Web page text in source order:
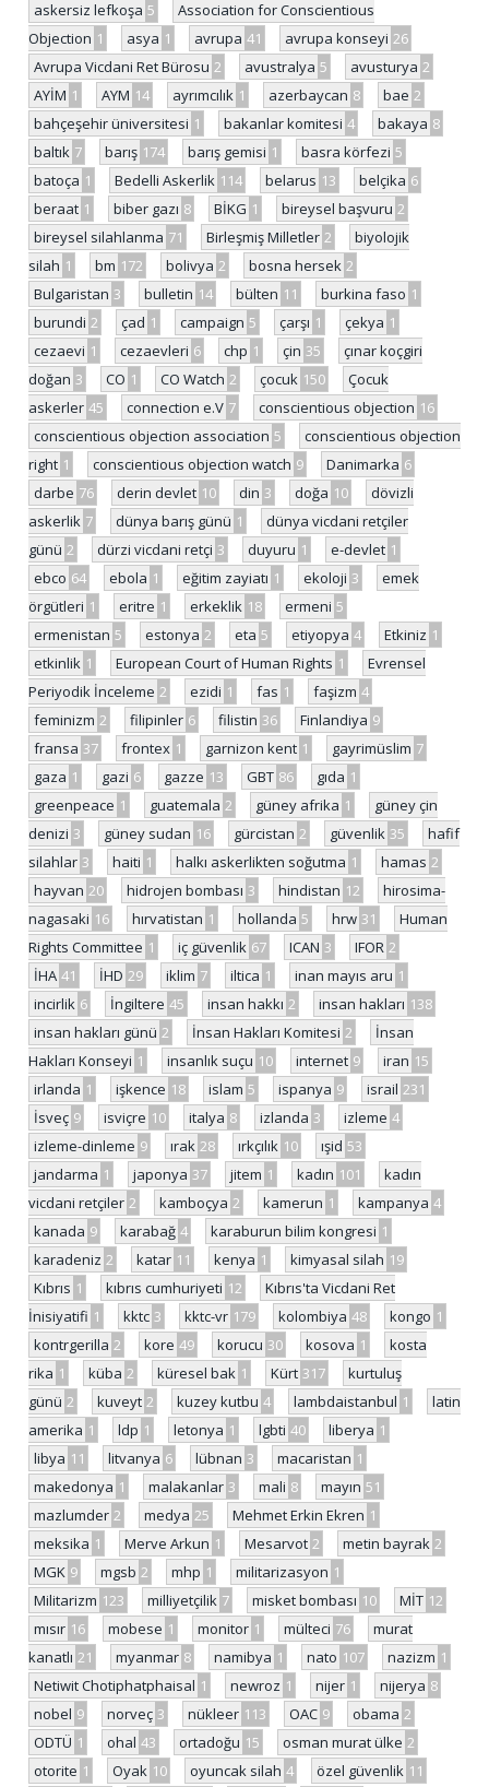
askersiz lefkoşa 5
Association for Conscientious
Objection 1 asya 1 avrupa 41 avrupa konseyi 26
Avrupa Vicdani Ret Bürosu 2 avustralya 5 avusturya 2
AYİM 1 AYM 14 ayrımcılık 1 azerbaycan 8 bae 2
bahçeşehir üniversitesi 1 bakanlar komitesi 4 bakaya 8
baltık 7 barış 174 barış gemisi 1 basra körfezi 5
batoça 1 Bedelli Askerlik 114 belarus 13 belçika 6
beraat 1 biber gazı 8 BİKG 1 bireysel başvuru 2
bireysel silahlanma 71 Birleşmiş Milletler 2
biyolojik
silah 1 bm 172 bolivya 2 bosna hersek 2
Bulgaristan 3 bulletin 14 bülten 11 burkina faso 1
burundi 2 çad 1 campaign 5 çarşı 1 çekya 1
cezaevi 1 cezaevleri 6 chp 1 çin 35
çınar koçgiri
doğan 3 CO 1 CO Watch 2 çocuk 150
Çocuk
askerler 45 connection e.V 7 conscientious objection 16
conscientious objection association 5
conscientious objection
right 1 conscientious objection watch 9 Danimarka 6
darbe 76 derin devlet 10 din 3 doğa 10
dövizli
askerlik 7 dünya barış günü 1
dünya vicdani retçiler
günü 2 dürzi vicdani retçi 3 duyuru 1 e-devlet 1
ebco 64 ebola 1 eğitim zayiatı 1 ekoloji 3
emek
örgütleri 1 eritre 1 erkeklik 18 ermeni 5
ermenistan 5 estonya 2 eta 5 etiyopya 4 Etkiniz 1
etkinlik 1 European Court of Human Rights 1
Evrensel
Periyodik İnceleme 2 ezidi 1 fas 1 faşizm 4
feminizm 2 filipinler 6 filistin 36 Finlandiya 9
fransa 37 frontex 1 garnizon kent 1 gayrimüslim 7
gaza 1 gazi 6 gazze 13 GBT 86 gıda 1
greenpeace 1 guatemala 2 güney afrika 1
güney çin
denizi 3 güney sudan 16 gürcistan 2 güvenlik 35
hafif
silahlar 3 haiti 1 halkı askerlikten soğutma 1 hamas 2
hayvan 20 hidrojen bombası 3 hindistan 12
hirosima-
nagasaki 16 hırvatistan 1 hollanda 5 hrw 31
Human
Rights Committee 1 iç güvenlik 67 ICAN 3 IFOR 2
İHA 41 İHD 29 iklim 7 iltica 1 inan mayıs aru 1
incirlik 6 İngiltere 45 insan hakkı 2 insan hakları 138
insan hakları günü 2 İnsan Hakları Komitesi 2
İnsan
Hakları Konseyi 1 insanlık suçu 10 internet 9 iran 15
irlanda 1 işkence 18 islam 5 ispanya 9 israil 231
İsveç 9 isviçre 10 italya 8 izlanda 3 izleme 4
izleme-dinleme 9 ırak 28 ırkçılık 10 ışid 53
jandarma 1 japonya 37 jitem 1 kadın 101
kadın
vicdani retçiler 2 kamboçya 2 kamerun 1 kampanya 4
kanada 9 karabağ 4 karaburun bilim kongresi 1
karadeniz 2 katar 11 kenya 1 kimyasal silah 19
Kıbrıs 1 kıbrıs cumhuriyeti 12
Kıbrıs'ta Vicdani Ret
İnisiyatifi 1 kktc 3 kktc-vr 179 kolombiya 48 kongo 1
kontrgerilla 2 kore 49 korucu 30 kosova 1
kosta
rika 1 küba 2 küresel bak 1 Kürt 317
kurtuluş
günü 2 kuveyt 2 kuzey kutbu 4 lambdaistanbul 1
latin
amerika 1 ldp 1 letonya 1 lgbti 40 liberya 1
libya 11 litvanya 6 lübnan 3 macaristan 1
makedonya 1 malakanlar 3 mali 8 mayın 51
mazlumder 2 medya 25 Mehmet Erkin Ekren 1
meksika 1 Merve Arkun 1 Mesarvot 2 metin bayrak 2
MGK 9 mgsb 2 mhp 1 militarizasyon 1
Militarizm 123 milliyetçilik 7 misket bombası 10 MİT 12
mısır 16 mobese 1 monitor 1 mülteci 76
murat
kanatlı 21 myanmar 8 namibya 1 nato 107 nazizm 1
Netiwit Chotiphatphaisal 1 newroz 1 nijer 1 nijerya 8
nobel 9 norveç 3 nükleer 113 OAC 9 obama 2
ODTÜ 1 ohal 43 ortadoğu 15 osman murat ülke 2
otorite 1 Oyak 10 oyuncak silah 4 özel güvenlik 11